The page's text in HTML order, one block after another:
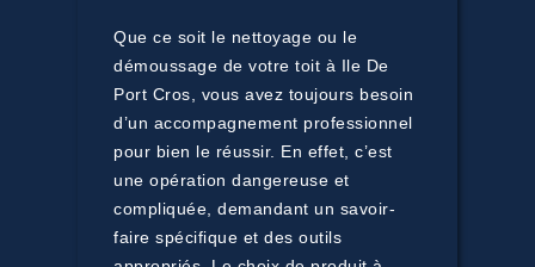
Que ce soit le nettoyage ou le
démoussage de votre toit à Ile De
Port Cros, vous avez toujours besoin
d’un accompagnement professionnel
pour bien le réussir. En effet, c’est
une opération dangereuse et
compliquée, demandant un savoir-
faire spécifique et des outils